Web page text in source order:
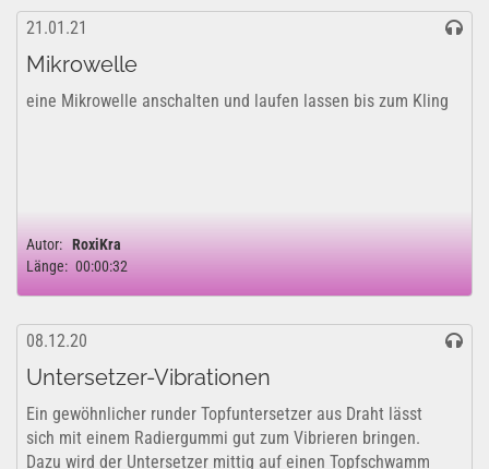
21.01.21
Mikrowelle
eine Mikrowelle anschalten und laufen lassen bis zum Kling
Autor: RoxiKra
Länge: 00:00:32
08.12.20
Untersetzer-Vibrationen
Ein gewöhnlicher runder Topfuntersetzer aus Draht lässt
sich mit einem Radiergummi gut zum Vibrieren bringen.
Dazu wird der Untersetzer mittig auf einen Topfschwamm